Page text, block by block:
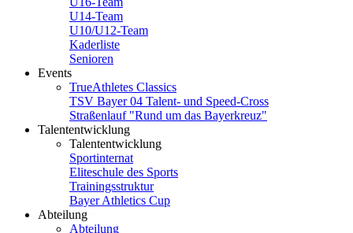
U14-Team
U10/U12-Team
Kaderliste
Senioren
Events
TrueAthletes Classics
TSV Bayer 04 Talent- und Speed-Cross
Straßenlauf "Rund um das Bayerkreuz"
Talententwicklung
Talententwicklung
Sportinternat
Eliteschule des Sports
Trainingsstruktur
Bayer Athletics Cup
Abteilung
Abteilung